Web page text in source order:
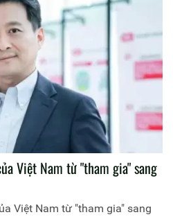
Việt Nam từ "tham gia" sang
Việt Nam từ "tham gia" sang